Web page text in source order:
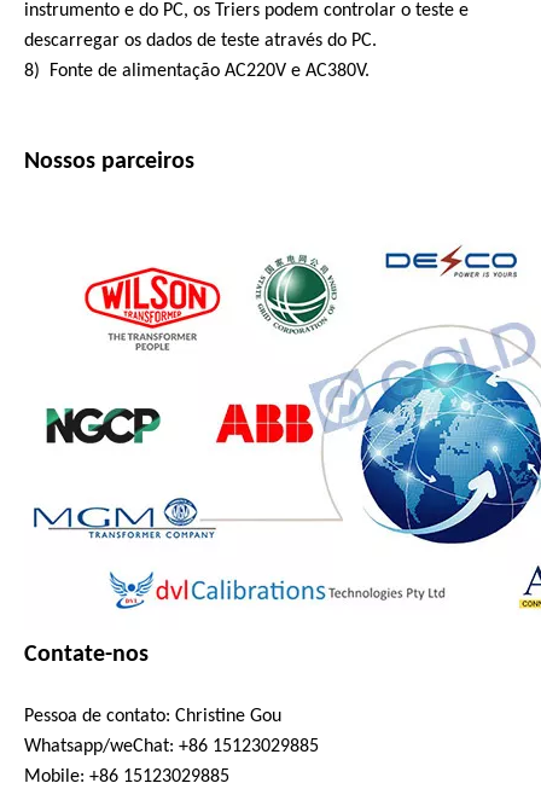
instrumento e do PC, os Triers podem controlar o teste e
descarregar os dados de teste através do PC.
8) Fonte de alimentação AC220V e AC380V.
Nossos parceiros
Contate-nos
Pessoa de contato: Christine Gou
Whatsapp/weChat: +86 15123029885
Mobile: +86 15123029885